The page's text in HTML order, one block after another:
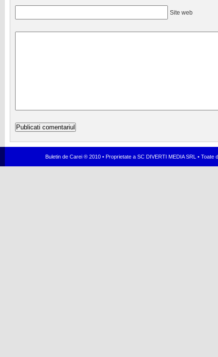
Site web
Buletin de Carei ® 2010 • Proprietate a SC DIVERTI MEDIA SRL •